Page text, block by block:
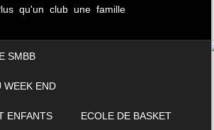
qu'un club une famille
SMBB
WEEK END
ENFANTS ECOLE DE BASKET